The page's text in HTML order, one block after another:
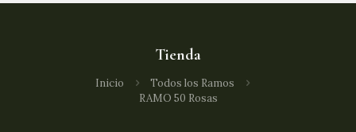
Tienda
Inicio
Todos los Ramos
RAMO 50 Rosas